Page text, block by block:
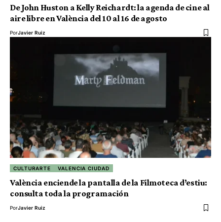
De John Huston a Kelly Reichardt: la agenda de cine al
aire libre en València del 10 al 16 de agosto
PorJavier Ruiz
CULTURARTE VALENCIA CIUDAD
València enciende la pantalla de la Filmoteca d’estiu:
consulta toda la programación
PorJavier Ruiz